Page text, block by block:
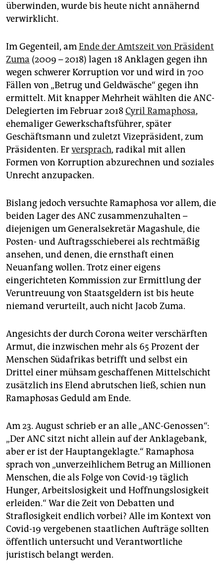
überwinden, wurde bis heute nicht annähernd
verwirklicht.
Im Gegenteil, amEnde der Amtszeit von Präsident
Zuma (2009 – 2018) lagen 18 Anklagen gegen ihn
wegen schwerer Korruption vor und wird in 700
Fällen von „Betrug und Geldwäsche“ gegen ihn
ermittelt. Mit knapper Mehrheit wählten die ANC-
Delegierten im Februar 2018Cyril Ramaphosa,
ehemaliger Gewerkschaftsführer, später
Geschäftsmann und zuletzt Vizepräsident, zum
Präsidenten. Erversprach, radikal mit allen
Formen von Korruption abzurechnen und soziales
Unrecht anzupacken.
Bislang jedoch versuchte Ramaphosa vor allem, die
beiden Lager des ANC zusammenzuhalten –
diejenigen um Generalsekretär Magashule, die
Posten- und Auftragsschieberei als rechtmäßig
ansehen, und denen, die ernsthaft einen
Neuanfang wollen. Trotz einer eigens
eingerichteten Kommission zur Ermittlung der
Veruntreuung von Staatsgeldern ist bis heute
niemand verurteilt, auch nicht Jacob Zuma.
Angesichts der durch Corona weiter verschärften
Armut, die inzwischen mehr als 65 Prozent der
Menschen Südafrikas betrifft und selbst ein
Drittel einer mühsam geschaffenen Mittelschicht
zusätzlich ins Elend abrutschen ließ, schien nun
Ramaphosas Geduld am Ende.
Am 23. August schrieb er an alle „ANC-Genossen“:
„Der ANC sitzt nicht allein auf der Anklagebank,
aber er ist der Hauptangeklagte.“ Ramaphosa
sprach von „unverzeihlichem Betrug an Millionen
Menschen, die als Folge von Covid-19 täglich
Hunger, Arbeitslosigkeit und Hoffnungslosigkeit
erleiden.“ War die Zeit von Debatten und
Straflosigkeit endlich vorbei? Alle im Kontext von
Covid-19 vergebenen staatlichen Aufträge sollten
öffentlich untersucht und Verantwortliche
juristisch belangt werden.